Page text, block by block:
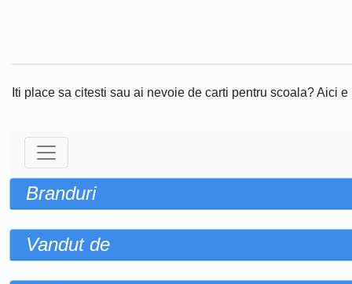
Iti place sa citesti sau ai nevoie de carti pentru scoala? Aici
Branduri
Vandut de